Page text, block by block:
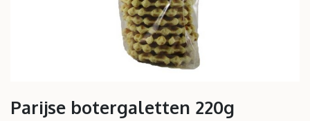
Parijse botergaletten 220g